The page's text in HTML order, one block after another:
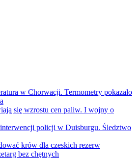
w Chorwacji. Termometry pokazało
się wzrostu cen paliw. I wojny o
policji w Duisburgu. Śledztwo
krów dla czeskich rezerw
bez chętnych